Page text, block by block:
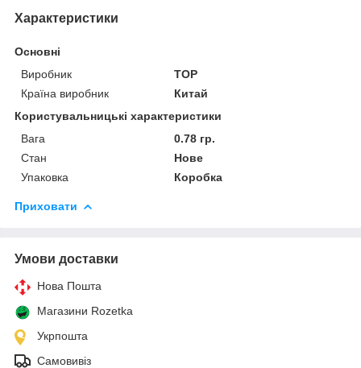
Характеристики
Основні
Виробник
TOP
Країна виробник
Китай
Користувальницькі характеристики
Вага
0.78 гр.
Стан
Нове
Упаковка
Коробка
Приховати
Умови доставки
Нова Пошта
Магазини Rozetka
Укрпошта
Самовивіз